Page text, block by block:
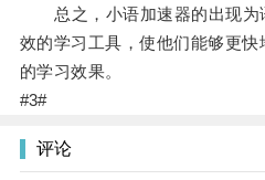
总之，小语加速器的出现为
效的学习工具，使他们能够更
的学习效果。
#3#
评论